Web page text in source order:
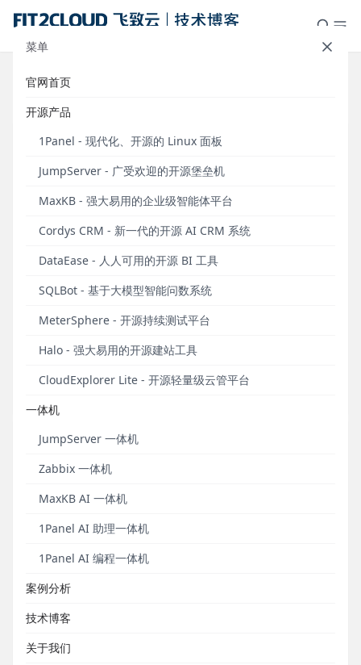
菜单
官网首页
开源产品
1Panel - 现代化、开源的 Linux 面板
JumpServer - 广受欢迎的开源堡垒机
MaxKB - 强大易用的企业级智能体平台
Cordys CRM - 新一代的开源 AI CRM 系统
DataEase - 人人可用的开源 BI 工具
SQLBot - 基于大模型智能问数系统
MeterSphere - 开源持续测试平台
Halo - 强大易用的开源建站工具
CloudExplorer Lite - 开源轻量级云管平台
一体机
JumpServer 一体机
Zabbix 一体机
MaxKB AI 一体机
1Panel AI 助理一体机
1Panel AI 编程一体机
案例分析
技术博客
关于我们
标签：数据可视化
新增动态排序图、桑基图、AntV组合图，
DataEase开源数据可视化分析平台v1.18.10发布
模板学堂｜数据可视化仪表板大屏设计流程梳理
模板市场上新！带你了解仪表板设计流程！